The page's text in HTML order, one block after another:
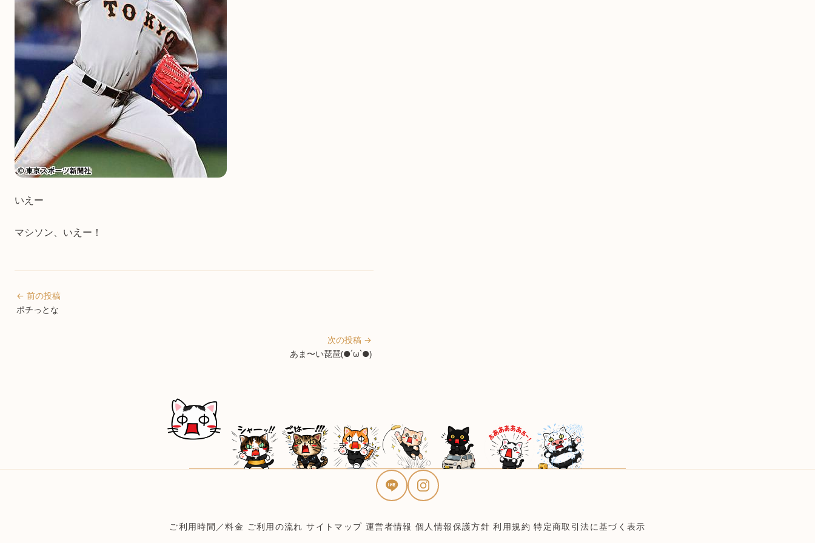
いえー
マシソン、いえー！
← 前の投稿
ポチっとな
次の投稿 →
あま〜い琵琶(●´ω`●)
ご利用時間／料金 ご利用の流れ サイトマップ 運営者情報 個人情報保護方針 利用規約 特定商取引法に基づく表示